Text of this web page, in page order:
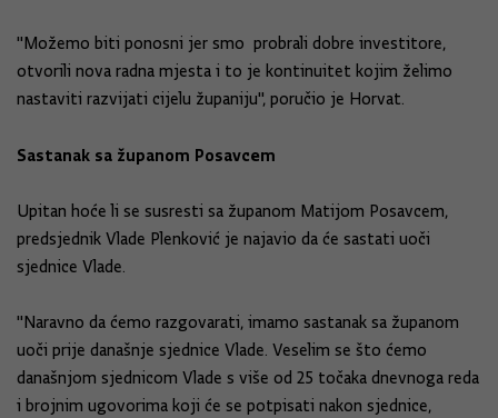
"Možemo biti ponosni jer smo probrali dobre investitore,
otvorili nova radna mjesta i to je kontinuitet kojim želimo
nastaviti razvijati cijelu županiju", poručio je Horvat.
Sastanak sa županom Posavcem
Upitan hoće li se susresti sa županom Matijom Posavcem,
predsjednik Vlade Plenković je najavio da će sastati uoči
sjednice Vlade.
"Naravno da ćemo razgovarati, imamo sastanak sa županom
uoči prije današnje sjednice Vlade. Veselim se što ćemo
današnjom sjednicom Vlade s više od 25 točaka dnevnoga reda
i brojnim ugovorima koji će se potpisati nakon sjednice,